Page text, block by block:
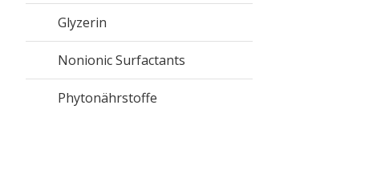
Glyzerin
Nonionic Surfactants
Phytonährstoffe